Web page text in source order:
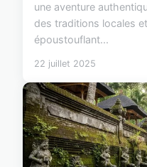
une aventure
des traditions locales
époustouflant...
22 juillet 2025